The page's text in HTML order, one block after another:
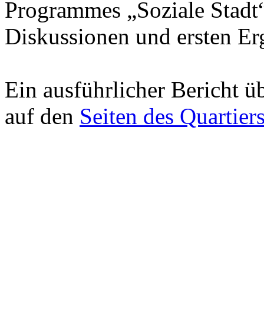
Programmes „Soziale
Diskussionen und ersten
Ein ausführlicher Bericht
auf den Seiten des